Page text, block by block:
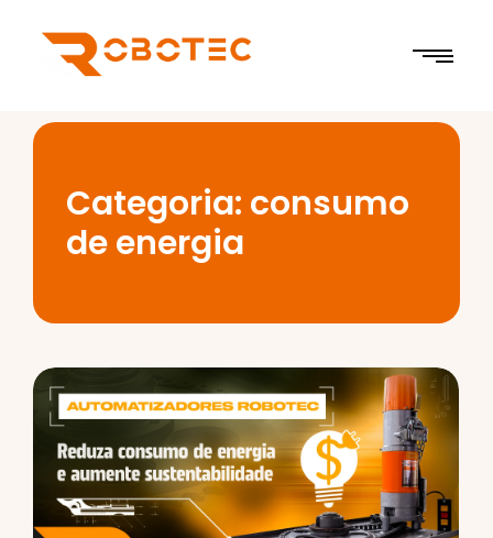
Categoria: consumo
de energia